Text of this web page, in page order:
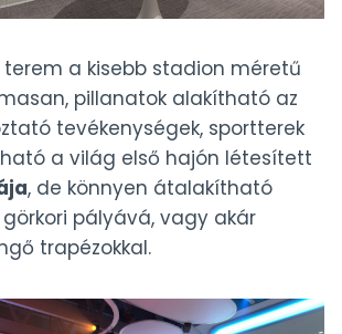
a kisebb stadion méretű
pillanatok alakítható az
tevékenységek, sportterek
a világ első hajón létesített
, de könnyen átalakítható
pályává, vagy akár
trapézokkal.